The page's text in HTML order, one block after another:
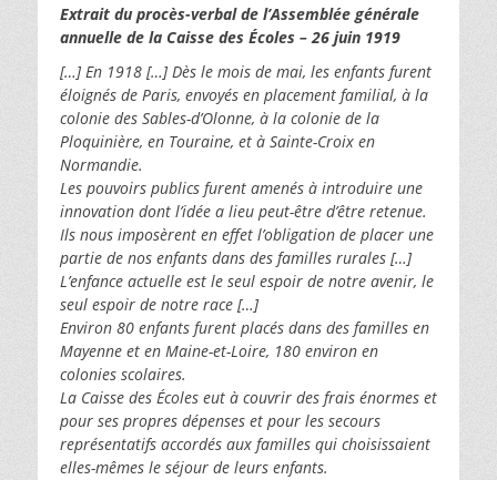
Extrait du procès-verbal de l’Assemblée générale
annuelle de la Caisse des Écoles – 26 juin 1919
[…] En 1918 […] Dès le mois de mai, les enfants furent
éloignés de Paris, envoyés en placement familial, à la
colonie des Sables-d’Olonne, à la colonie de la
Ploquinière, en Touraine, et à Sainte-Croix en
Normandie.
Les pouvoirs publics furent amenés à introduire une
innovation dont l’idée a lieu peut-être d’être retenue.
Ils nous imposèrent en effet l’obligation de placer une
partie de nos enfants dans des familles rurales […]
L’enfance actuelle est le seul espoir de notre avenir, le
seul espoir de notre race […]
Environ 80 enfants furent placés dans des familles en
Mayenne et en Maine-et-Loire, 180 environ en
colonies scolaires.
La Caisse des Écoles eut à couvrir des frais énormes et
pour ses propres dépenses et pour les secours
représentatifs accordés aux familles qui choisissaient
elles-mêmes le séjour de leurs enfants.